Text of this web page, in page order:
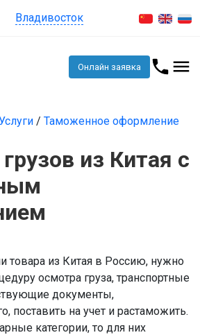
Владивосток
Онлайн заявка
/ Таможенное оформление
из Китая с
товара из Китая в Россию, нужно
осмотра груза, транспортные
документы,
поставить на учет и растаможить.
категории, то для них